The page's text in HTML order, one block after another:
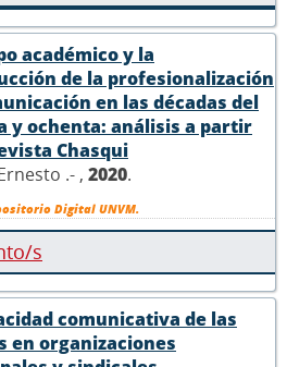
académico y la
de la profesionalización
en las décadas del
y ochenta: análisis a partir
Chasqui
.- , 2020.
Digital UNVM.
s
comunicativa de las
en organizaciones